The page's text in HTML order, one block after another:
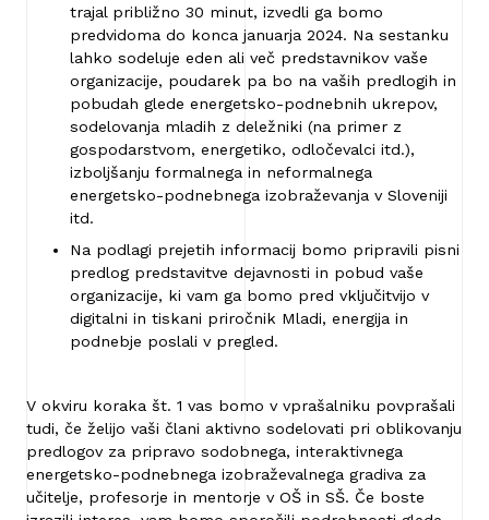
trajal približno 30 minut, izvedli ga bomo
predvidoma do konca januarja 2024. Na sestanku
lahko sodeluje eden ali več predstavnikov vaše
organizacije, poudarek pa bo na vaših predlogih in
pobudah glede energetsko-podnebnih ukrepov,
sodelovanja mladih z deležniki (na primer z
gospodarstvom, energetiko, odločevalci itd.),
izboljšanju formalnega in neformalnega
energetsko-podnebnega izobraževanja v Sloveniji
itd.
Na podlagi prejetih informacij bomo pripravili pisni
predlog predstavitve dejavnosti in pobud vaše
organizacije, ki vam ga bomo pred vključitvijo v
digitalni in tiskani priročnik Mladi, energija in
podnebje poslali v pregled.
V okviru koraka št. 1 vas bomo v vprašalniku povprašali
tudi, če želijo vaši člani aktivno sodelovati pri oblikovanju
predlogov za pripravo sodobnega, interaktivnega
energetsko-podnebnega izobraževalnega gradiva za
učitelje, profesorje in mentorje v OŠ in SŠ. Če boste